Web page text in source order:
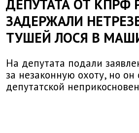
ДЕПУТАТА ОТ КПРФ
ЗАДЕРЖАЛИ
ТУШЕЙ ЛОСЯ В
На депутата подали
за незаконную охоту, но он
депутатской